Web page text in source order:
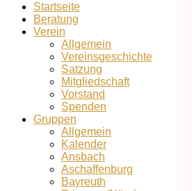
Startseite
Beratung
Verein
Allgemein
Vereins­geschichte
Satzung
Mitglied­schaft
Vorstand
Spenden
Gruppen
Allgemein
Kalender
Ansbach
Aschaffenburg
Bayreuth